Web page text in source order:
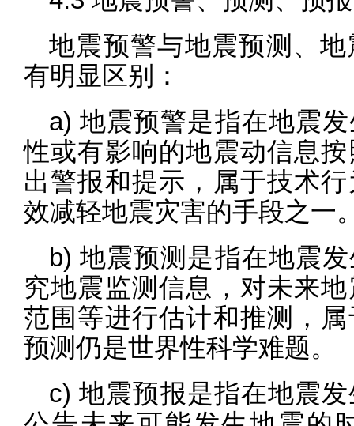
地震预警与地震预测、
有明显区别：
a) 地震预警是指在地震
性或有影响的地震动信息
出警报和提示，属于技术
效减轻地震灾害的手段之一
b) 地震预测是指在地震
究地震监测信息，对未来
范围等进行估计和推测，
预测仍是世界性科学难题。
c) 地震预报是指在地震